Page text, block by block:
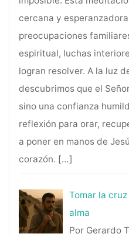
cercana y
preocupaciones
espiritual, luchas
logran resolver. A la luz
descubrimos que el
sino una confianza
reflexión para orar,
a poner en manos de
corazón. […]
Tomar la
alma
Por Gerardo